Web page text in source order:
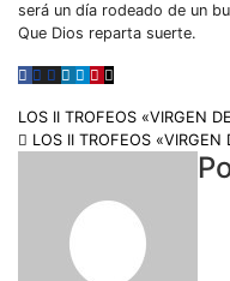
será un día rodeado de un
Que Dios reparta suerte.
LOS II TROFEOS «VIRGEN
LOS II TROFEOS